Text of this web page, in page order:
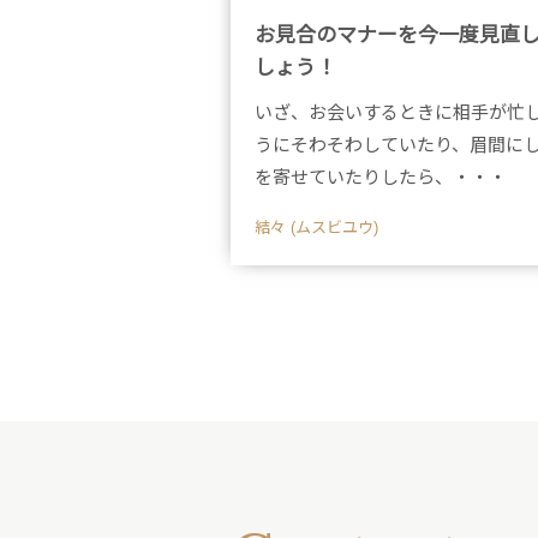
お見合のマナーを今一度見直
しょう！
いざ、お会いするときに相手が忙
うにそわそわしていたり、眉間に
を寄せていたりしたら、・・・
結々 (ムスビユウ)